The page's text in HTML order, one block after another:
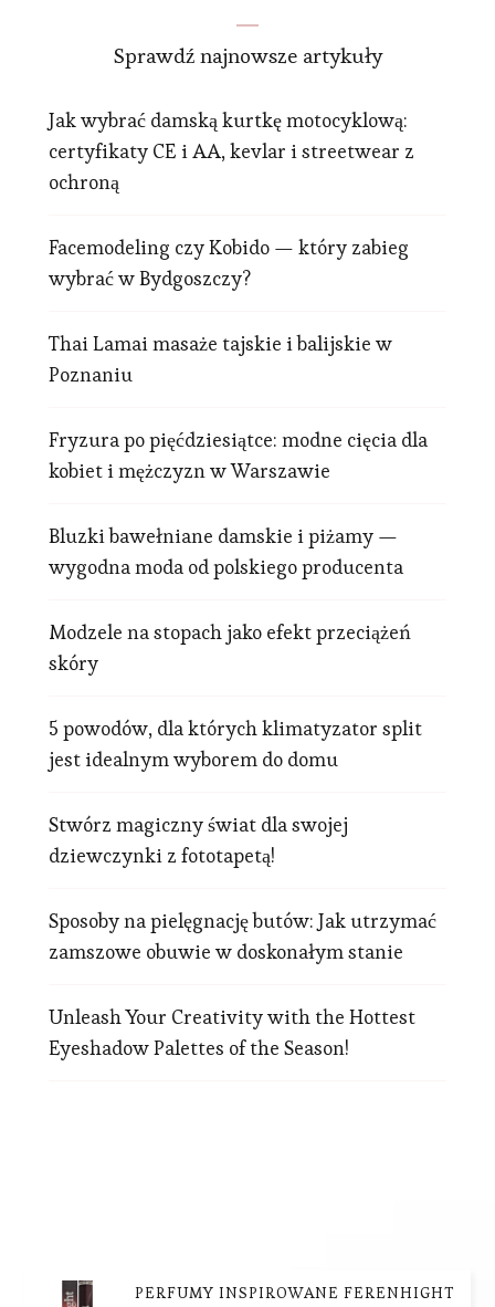
Sprawdź najnowsze artykuły
Jak wybrać damską kurtkę motocyklową:
certyfikaty CE i AA, kevlar i streetwear z
ochroną
Facemodeling czy Kobido — który zabieg
wybrać w Bydgoszczy?
Thai Lamai masaże tajskie i balijskie w
Poznaniu
Fryzura po pięćdziesiątce: modne cięcia dla
kobiet i mężczyzn w Warszawie
Bluzki bawełniane damskie i piżamy —
wygodna moda od polskiego producenta
Modzele na stopach jako efekt przeciążeń
skóry
5 powodów, dla których klimatyzator split
jest idealnym wyborem do domu
Stwórz magiczny świat dla swojej
dziewczynki z fototapetą!
Sposoby na pielęgnację butów: Jak utrzymać
zamszowe obuwie w doskonałym stanie
Unleash Your Creativity with the Hottest
Eyeshadow Palettes of the Season!
PERFUMY INSPIROWANE FERENHIGHT